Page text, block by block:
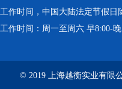
工作时间，中国大陆法定节假日
工作时间：周一至周六 早8:00-晚
© 2019 上海越衡实业有限